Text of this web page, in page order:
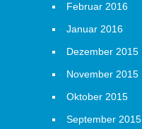
Februar 2016
Januar 2016
Dezember 2015
November 2015
Oktober 2015
September 2015